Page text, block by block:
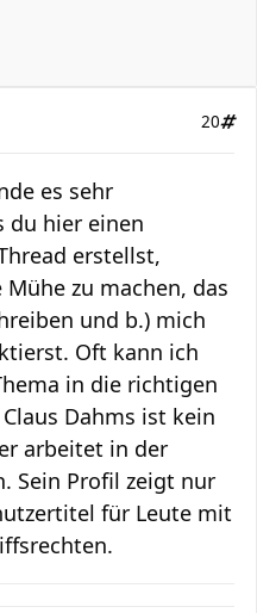
20
es sehr
du hier einen
erstellst,
zu machen, das
und b.) mich
Oft kann ich
in die richtigen
Dahms ist kein
arbeitet in der
Sein Profil zeigt nur
für Leute mit